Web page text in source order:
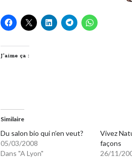
J’aime ça :
Similaire
Du salon bio qui n’en veut?
05/03/2008
Dans "A Lyon"
Vivez
façons
26/11/